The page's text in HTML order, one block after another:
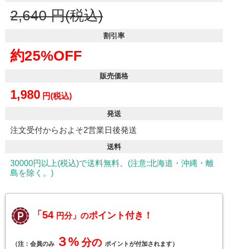
2,640 円(税込)
割引率
約25%OFF
販売価格
1,980 円(税込)
発送
注文受付からおよそ2営業日後発送
送料
30000円以上(税込)で送料無料。(注意:北海道・沖縄・離
島を除く。)
「54 円分」のポイント付き！
（注： 会員のみ ３% 分の ポイントが付加されます）